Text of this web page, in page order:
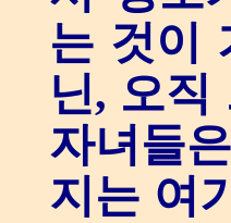
는 것이
닌, 오직
자녀들
지는 여